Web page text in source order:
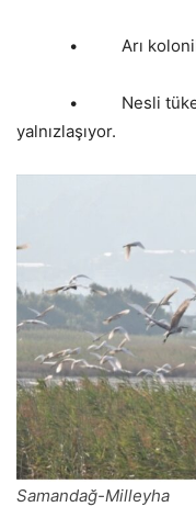
• Arı kolonileri
• Nesli tükenme
yalnızlaşıyor.
Samandağ-Milleyha